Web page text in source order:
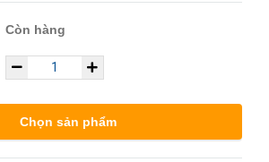
Còn hàng
Chọn sản phẩm